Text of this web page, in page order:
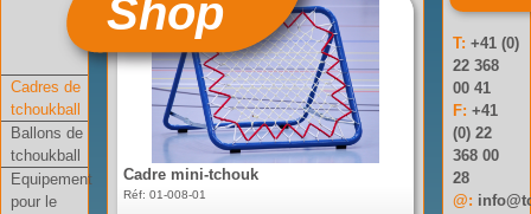
Shop
Cadres de
tchoukball
Ballons de
tchoukball
Equipement
pour le
Cadre mini-tchouk
Réf: 01-008-01
T:+41 (0)
22 368
00 41
F:+41
(0) 22
368 00
28
@: